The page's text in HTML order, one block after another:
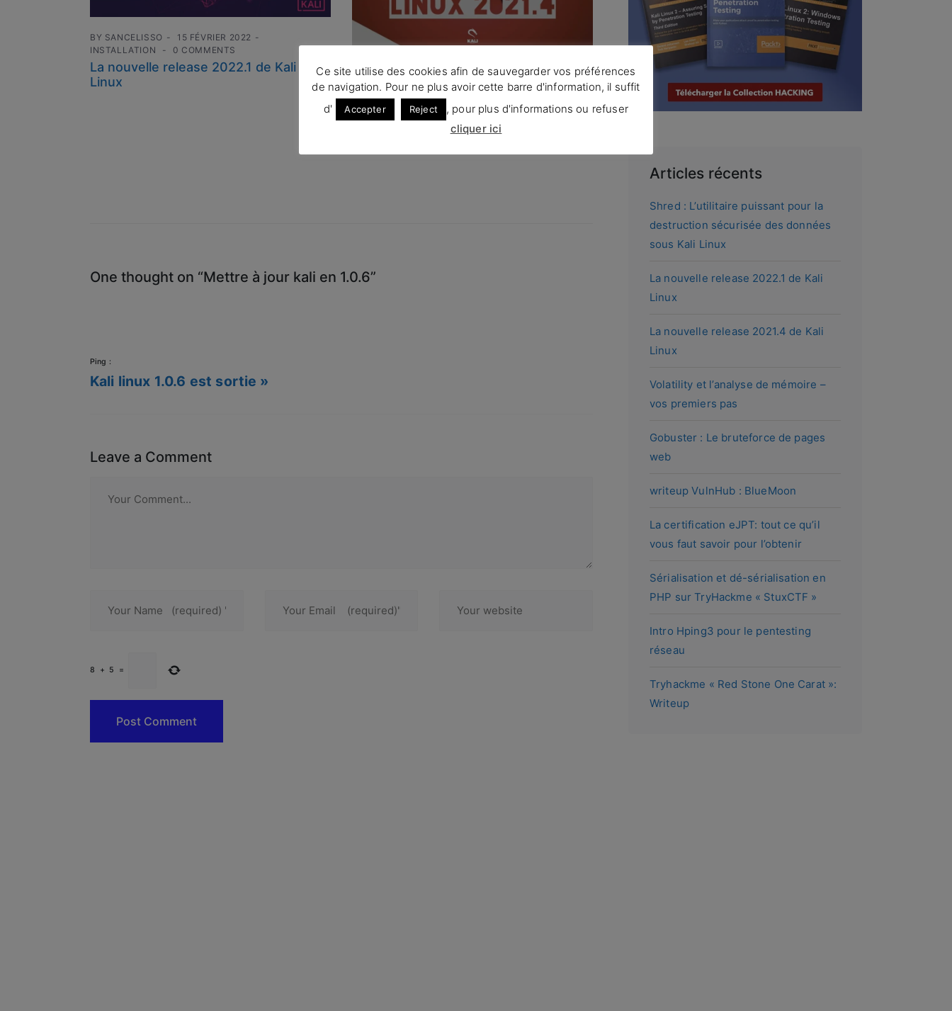
BY SANCELISSO
15 FÉVRIER 2022
INSTALLATION
0 COMMENTS
La nouvelle release 2022.1 de Kali
Linux
BYSANCELISSO
10 DÉCEMBRE 2021
INSTALLATION
0 COMMENTS
La nouvelle release 2021.4 de Kali
Linux
One thought on “Mettre à jour kali en 1.0.6”
Ping :
Kali linux 1.0.6 est sortie »
Leave a Comment
8 + 5 =
Articles récents
Shred : L’utilitaire puissant pour la
destruction sécurisée des données
sous Kali Linux
La nouvelle release 2022.1 de Kali
Linux
La nouvelle release 2021.4 de Kali
Linux
Volatility et l’analyse de mémoire –
vos premiers pas
Gobuster : Le bruteforce de pages
web
writeup VulnHub : BlueMoon
La certification eJPT: tout ce qu’il
vous faut savoir pour l’obtenir
Sérialisation et dé-sérialisation en
PHP sur TryHackme « StuxCTF »
Intro Hping3 pour le pentesting
réseau
Tryhackme « Red Stone One Carat »:
Writeup
Ce site utilise des cookies afin de sauvegarder vos préférences
de navigation. Pour ne plus avoir cette barre d'information, il suffit
d'
Accepter Reject
, pour plus d'informations ou refuser
cliquer ici